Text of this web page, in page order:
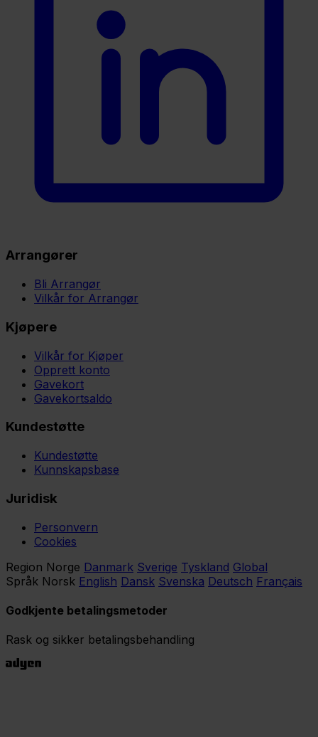
Arrangører
Bli Arrangør
Vilkår for Arrangør
Kjøpere
Vilkår for Kjøper
Opprett konto
Gavekort
Gavekortsaldo
Kundestøtte
Kundestøtte
Kunnskapsbase
Juridisk
Personvern
Cookies
Region Norge Danmark Sverige Tyskland Global
Språk Norsk English Dansk Svenska Deutsch Français
Godkjente betalingsmetoder
Rask og sikker betalingsbehandling